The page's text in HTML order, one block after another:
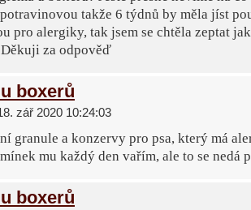
takže 6 týdnů by měla jíst
pro alergiky, tak jsem se chtěla zeptat
za odpověď
boxerů
zář 2020 10:24:03
granule a konzervy pro psa, který má
mu každý den vařím, ale to se nedá
boxerů